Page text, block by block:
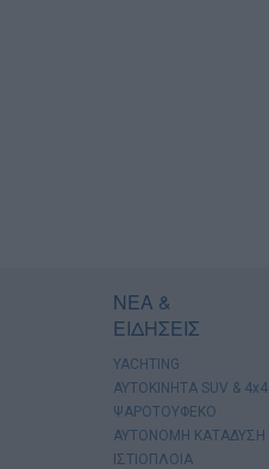
ΝΕΑ &
ΕΙΔΗΣΕΙΣ
YACHTING
AYTOKINHTA SUV & 4x4
ΨΑΡΟΤΟΥΦΕΚΟ
ΑΥΤΟΝΟΜΗ ΚΑΤΑΔΥΣΗ
ΙΣΤΙΟΠΛΟΙΑ